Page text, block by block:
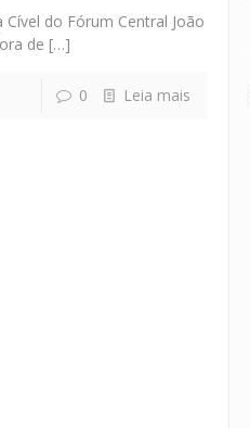
do Fórum Central João
de […]
0 Leia mais